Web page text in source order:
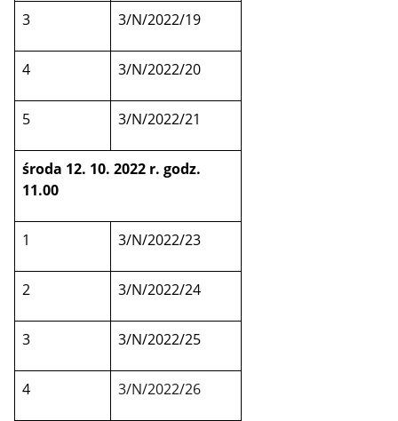
3 3/N/2022/19
4 3/N/2022/20
5 3/N/2022/21
środa 12. 10. 2022 r. godz.
11.00
1 3/N/2022/23
2 3/N/2022/24
3 3/N/2022/25
4 3/N/2022/26